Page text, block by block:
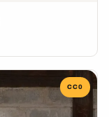
CC0